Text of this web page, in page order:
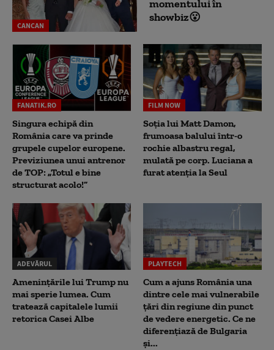
CANCAN
momentului în
showbiz😮
FANATIK.RO
Singura echipă din
România care va prinde
grupele cupelor europene.
Previziunea unui antrenor
de TOP: „Totul e bine
structurat acolo!”
FILM NOW
Soția lui Matt Damon,
frumoasa balului într-o
rochie albastru regal,
mulată pe corp. Luciana a
furat atenția la Seul
ADEVĂRUL
Amenințările lui Trump nu
mai sperie lumea. Cum
tratează capitalele lumii
retorica Casei Albe
PLAYTECH
Cum a ajuns România una
dintre cele mai vulnerabile
țări din regiune din punct
de vedere energetic. Ce ne
diferențiază de Bulgaria
și...